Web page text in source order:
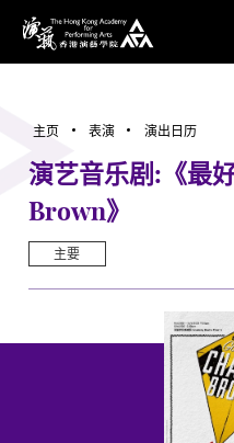
香港演艺学院
主页 表演 演出日历
演艺音乐剧:《最
Brown》
主要